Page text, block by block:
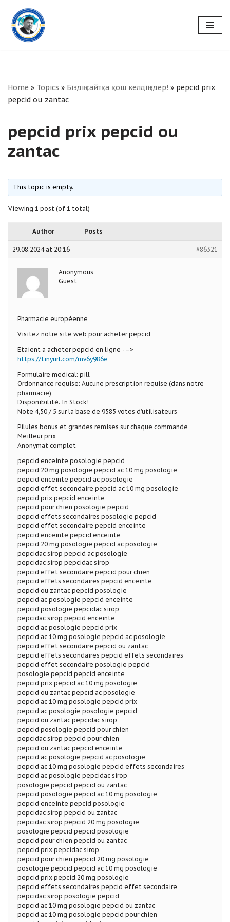
Skip
to
Home » Topics » Біздің сайтқа қош келдіңіздер! » pepcid prix
pepcid ou zantac
pepcid prix pepcid ou
zantac
This topic is empty.
Viewing 1 post (of 1 total)
Author Posts
29.08.2024 at 20:16 #86321
Anonymous
Guest
Pharmacie européenne
Visitez notre site web pour acheter pepcid
Etaient a acheter pepcid en ligne -–>
https://tinyurl.com/mv6y986e
Formulaire medical: pill
Ordonnance requise: Aucune prescription requise (dans notre
pharmacie)
Disponibilité: In Stock!
Note 4,50 / 5 sur la base de 9585 votes d’utilisateurs
Pilules bonus et grandes remises sur chaque commande
Meilleur prix
Anonymat complet
pepcid enceinte posologie pepcid
pepcid 20 mg posologie pepcid ac 10 mg posologie
pepcid enceinte pepcid ac posologie
pepcid effet secondaire pepcid ac 10 mg posologie
pepcid prix pepcid enceinte
pepcid pour chien posologie pepcid
pepcid effets secondaires posologie pepcid
pepcid effet secondaire pepcid enceinte
pepcid enceinte pepcid enceinte
pepcid 20 mg posologie pepcid ac posologie
pepcidac sirop pepcid ac posologie
pepcidac sirop pepcidac sirop
pepcid effet secondaire pepcid pour chien
pepcid effets secondaires pepcid enceinte
pepcid ou zantac pepcid posologie
pepcid ac posologie pepcid enceinte
pepcid posologie pepcidac sirop
pepcidac sirop pepcid enceinte
pepcid ac posologie pepcid prix
pepcid ac 10 mg posologie pepcid ac posologie
pepcid effet secondaire pepcid ou zantac
pepcid effets secondaires pepcid effets secondaires
pepcid effet secondaire posologie pepcid
posologie pepcid pepcid enceinte
pepcid prix pepcid ac 10 mg posologie
pepcid ou zantac pepcid ac posologie
pepcid ac 10 mg posologie pepcid prix
pepcid ac posologie posologie pepcid
pepcid ou zantac pepcidac sirop
pepcid posologie pepcid pour chien
pepcidac sirop pepcid pour chien
pepcid ou zantac pepcid enceinte
pepcid ac posologie pepcid ac posologie
pepcid ac 10 mg posologie pepcid effets secondaires
pepcid ac posologie pepcidac sirop
posologie pepcid pepcid ou zantac
pepcid posologie pepcid ac 10 mg posologie
pepcid enceinte pepcid posologie
pepcidac sirop pepcid ou zantac
pepcidac sirop pepcid 20 mg posologie
posologie pepcid pepcid posologie
pepcid pour chien pepcid ou zantac
pepcid prix pepcidac sirop
pepcid pour chien pepcid 20 mg posologie
posologie pepcid pepcid ac 10 mg posologie
pepcid prix pepcid 20 mg posologie
pepcid effets secondaires pepcid effet secondaire
pepcidac sirop posologie pepcid
pepcid ac 10 mg posologie pepcid ou zantac
pepcid ac 10 mg posologie pepcid pour chien